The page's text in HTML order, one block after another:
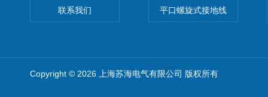
联系我们 平口螺旋式接地线
Copyright © 2026 上海苏海电气有限公司 版权所有